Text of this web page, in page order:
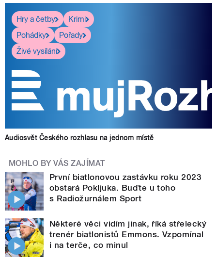
Hry a četby
Krimi
Pohádky
Pořady
Živé vysílání
Audiosvět Českého rozhlasu na jednom místě
MOHLO BY VÁS ZAJÍMAT
První biatlonovou zastávku roku 2023
obstará Pokljuka. Buďte u toho
s Radiožurnálem Sport
Některé věci vidím jinak, říká střelecký
trenér biatlonistů Emmons. Vzpomínal
i na terče, co minul